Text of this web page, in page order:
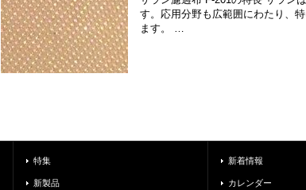
す。応用分野も広範囲にわたり、
ます。 …
特集
新製品
新着情報
カレンダー